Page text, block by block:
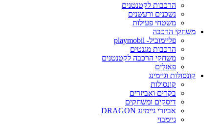
הרכבות לקטנטנים
נשכנים ורעשנים
משטחי פעילות
משחקי הרכבה
פליימוביל- playmobil
הרכבות מגנטים
משחקי הרכבה לקטנטנים
פאזלים
קונסולות וגיימינג
קונסולות
בקרים ואביזרים
דיסקים ומשחקים
אביזרי גיימינג DRAGON
גיימבוי